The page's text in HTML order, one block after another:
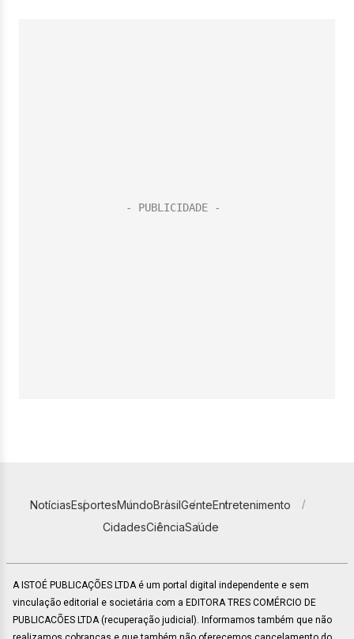
NotíciasEsportesMundoBrasilGenteEntretenimento
CidadesCiênciaSaúde
A ISTOÉ PUBLICAÇÕES LTDA é um portal digital independente e sem
vinculação editorial e societária com a EDITORA TRES COMÉRCIO DE
PUBLICACÕES LTDA (recuperação judicial). Informamos também que não